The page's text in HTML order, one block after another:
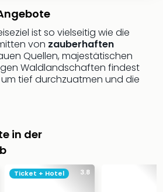
ist so vielseitig wie die
von zauberhaften
Quellen, majestätischen
Waldlandschaften findest
tief durchzuatmen und die
in der
3.8
Ticket + Hotel